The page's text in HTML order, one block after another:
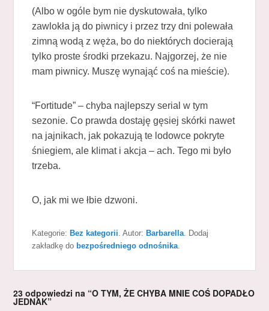
(Albo w ogóle bym nie dyskutowała, tylko
zawlokła ją do piwnicy i przez trzy dni polewała
zimną wodą z węża, bo do niektórych docierają
tylko proste środki przekazu. Najgorzej, że nie
mam piwnicy. Muszę wynająć coś na mieście).
“Fortitude” – chyba najlepszy serial w tym
sezonie. Co prawda dostaję gęsiej skórki nawet
na jajnikach, jak pokazują te lodowce pokryte
śniegiem, ale klimat i akcja – ach. Tego mi było
trzeba.
O, jak mi we łbie dzwoni.
Kategorie: Bez kategorii . Autor: Barbarella . Dodaj
zakładkę do bezpośredniego odnośnika
23 odpowiedzi na “O TYM, ŻE CHYBA MNIE COŚ DOPADŁO
JEDNAK”